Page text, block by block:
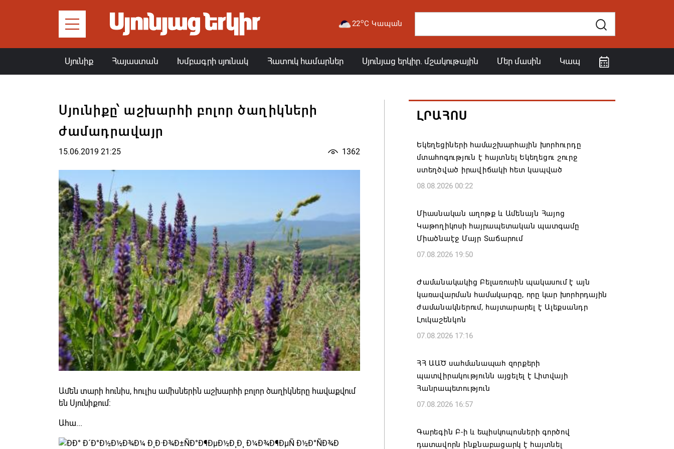
22oC Կապան
Սյունիք Հայաստան Խմբագրի սյունակ Հատուկ համարներ Սյունյաց երկիր. մշակութային Մեր մասին Կապ
Սյունիքը՝ աշխարհի բոլոր ծաղիկների
ժամադրավայր
15.06.2019 21:25 1362
Ամեն տարի հունիս, հուլիս ամիսներին աշխարհի բոլոր ծաղիկները հավաքվում
են Սյունիքում:
Ահա...
ԼՐԱՀՈՍ
Եկեղեցիների համաշխարհային խորհուրդը
մտահոգություն է հայտնել Եկեղեցու շուրջ
ստեղծված իրավիճակի հետ կապված
08.08.2026 00:22
Միասնական աղոթք և Ամենայն Հայոց
Կաթողիկոսի հայրապետական պատգամը
Միածնաէջ Մայր Տաճարում
07.08.2026 19:50
Ժամանակակից Բելառուսին պակասում է այն
կառավարման համակարգը, որը կար խորհրդային
ժամանակներում, հայտարարել է Ալեքսանդր
Լուկաշենկոն
07.08.2026 17:16
ՀՀ ԱԱԾ սահմանապահ զորքերի
պատվիրակությունն այցելել է Լիտվայի
Հանրապետություն
07.08.2026 16:57
Գարեգին Բ-ի և եպիսկոպոսների գործով
դատավորն ինքնաբացարկ է հայտնել